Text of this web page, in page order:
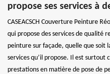
propose ses services à
CASEACSCH Couverture Peinture
qui propose des services de qualité
peinture sur façade, quelle que soit
services qu’il propose. Il est surtout
prestations en matière de pose de